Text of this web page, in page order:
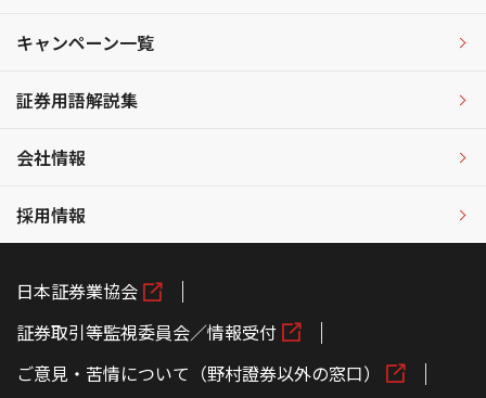
キャンペーン一覧
証券用語解説集
会社情報
採用情報
日本証券業協会
証券取引等監視委員会／情報受付
ご意見・苦情について（野村證券以外の窓口）